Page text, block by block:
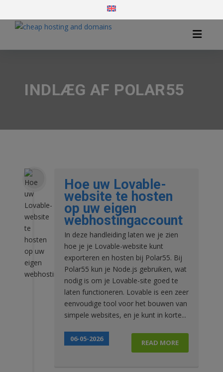
INDLÆG AF POLAR55
Hoe uw Lovable-
website te hosten
op uw eigen
webhostingaccount
In deze handleiding laten we je zien
hoe je je Lovable-website kunt
exporteren en hosten bij Polar55. Bij
Polar55 kun je Node.js gebruiken, wat
nodig is om je Lovable-site goed te
laten functioneren. Lovable is een zeer
eenvoudige tool voor het bouwen van
simpele websites, en je kunt in korte...
READ MORE
06-05-2026